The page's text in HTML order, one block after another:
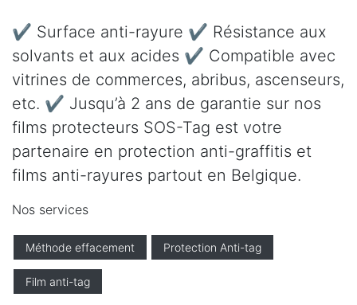
✔ Surface anti-rayure ✔ Résistance aux
solvants et aux acides ✔ Compatible avec
vitrines de commerces, abribus, ascenseurs,
etc. ✔ Jusqu’à 2 ans de garantie sur nos
films protecteurs SOS-Tag est votre
partenaire en protection anti-graffitis et
films anti-rayures partout en Belgique.
Nos services
Méthode effacement Protection Anti-tag
Film anti-tag